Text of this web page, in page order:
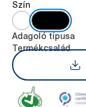
Szín
Adagoló típusa
Termékcsalád